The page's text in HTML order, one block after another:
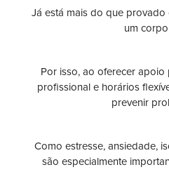
Já está mais do que provado
um
Por isso, ao oferecer
profissional e horários
prevenir
Como estresse, ansiedade,
são especialmente